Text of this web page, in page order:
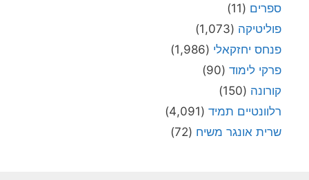
ספרים (11)
פוליטיקה (1,073)
פנחס יחזקאלי (1,986)
פרקי לימוד (90)
קורונה (150)
רלוונטיים תמיד (4,091)
שרית אונגר משיח (72)